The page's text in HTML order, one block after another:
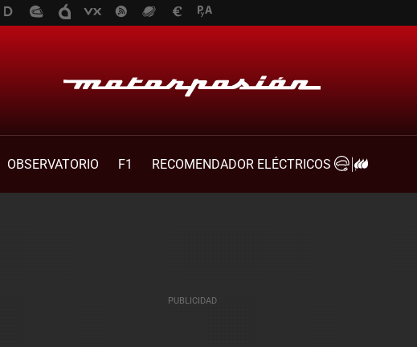
OBSERVATORIO F1
RECOMENDADOR ELÉCTRICOS